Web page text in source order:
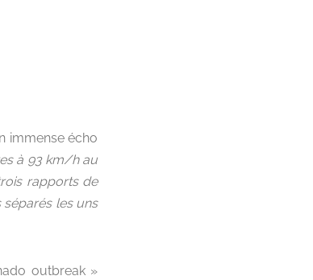
immense écho
à 93 km/h au
rapports de
les uns
outbreak »